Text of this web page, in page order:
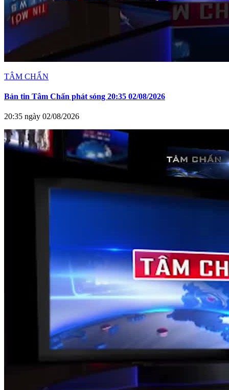
TÂM CHẤN
Bản tin Tâm Chấn phát sóng 20:35 02/08/2026
20:35 ngày 02/08/2026